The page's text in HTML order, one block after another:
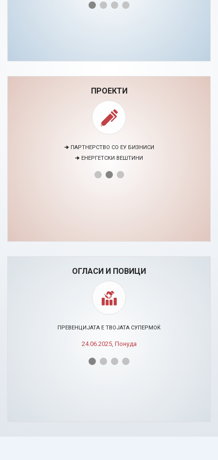
ПРОЕКТИ
🠊 ПАРТНЕРСТВО СО ЕУ БИЗНИСИ
🠊 ЕНЕРГЕТСКИ ВЕШТИНИ
ОГЛАСИ И ПОВИЦИ
ПРЕВЕНЦИЈАТА Е ТВОЈАТА СУПЕРМОЌ
24.06.2025, Понуда